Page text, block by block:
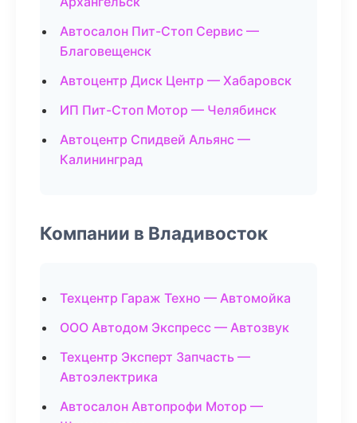
Автосалон Пит-Стоп Сервис —
Благовещенск
Автоцентр Диск Центр — Хабаровск
ИП Пит-Стоп Мотор — Челябинск
Автоцентр Спидвей Альянс —
Калининград
Компании в Владивосток
Техцентр Гараж Техно — Автомойка
ООО Автодом Экспресс — Автозвук
Техцентр Эксперт Запчасть —
Автоэлектрика
Автосалон Автопрофи Мотор —